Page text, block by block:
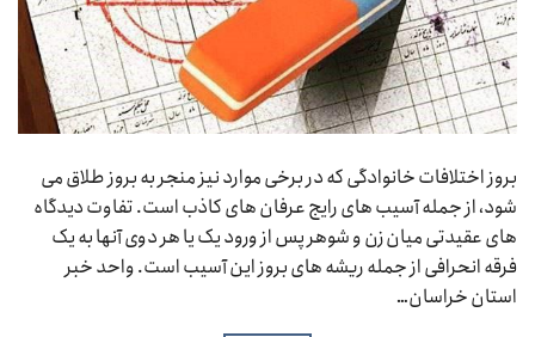
بروز اختلافات خانوادگی که در برخی موارد نیز منجر به بروز طلاق می
شود، از جمله آسیب های رایج عرفان های کاذب است. تفاوت دیدگاه
های عقیدتی میان زن و شوهر پس از ورود یک یا هر دوی آنها به یک
فرقه انحرافی از جمله ریشه های بروز این آسیب است. واحد خبر
استان خراسان…